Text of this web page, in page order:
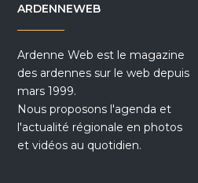
ARDENNEWEB
Ardenne Web est le magazine
des ardennes sur le web depuis
mars 1999.
Nous proposons l'agenda et
l'actualité régionale en photos
et vidéos au quotidien.